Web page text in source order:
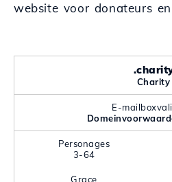
website voor donateurs
Charity
E-
Personages
3-64
Grace